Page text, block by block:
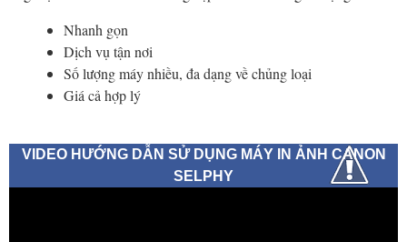
Nhanh gọn
Dịch vụ tận nơi
Số lượng máy nhiều, đa dạng về chủng loại
Giá cả hợp lý
VIDEO HƯỚNG DẪN SỬ DỤNG MÁY IN ẢNH CANON
SELPHY